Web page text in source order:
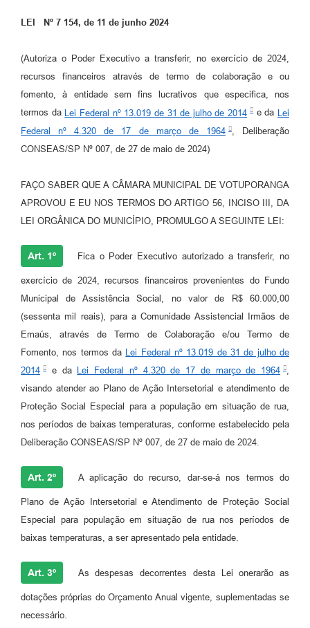
Perguntas Frequentes
Transparência
Editais
Emprega
Agenda
Contato
LEI Nº 7 154, de 11 de junho 2024
(Autoriza o Poder Executivo a transferir, no exercício de 2024,
recursos financeiros através de termo de colaboração e ou
fomento, à entidade sem fins lucrativos que especifica, nos
termos da Lei Federal nº 13.019 de 31 de julho de 2014 e da Lei
Federal nº 4.320 de 17 de março de 1964 , Deliberação
CONSEAS/SP Nº 007, de 27 de maio de 2024)
FAÇO SABER QUE A CÂMARA MUNICIPAL DE VOTUPORANGA
APROVOU E EU NOS TERMOS DO ARTIGO 56, INCISO III, DA
LEI ORGÂNICA DO MUNICÍPIO, PROMULGO A SEGUINTE LEI:
Art. 1º Fica o Poder Executivo autorizado a transferir, no
exercício de 2024, recursos financeiros provenientes do Fundo
Municipal de Assistência Social, no valor de R$ 60.000,00
(sessenta mil reais), para a Comunidade Assistencial Irmãos de
Emaús, através de Termo de Colaboração e/ou Termo de
Fomento, nos termos da Lei Federal nº 13.019 de 31 de julho de
2014
e da Lei Federal nº 4.320 de 17 de março de 1964
,
visando atender ao Plano de Ação Intersetorial e atendimento de
Proteção Social Especial para a população em situação de rua,
nos períodos de baixas temperaturas, conforme estabelecido pela
Deliberação CONSEAS/SP Nº 007, de 27 de maio de 2024.
Art. 2º A aplicação do recurso, dar-se-á nos termos do
Plano de Ação Intersetorial e Atendimento de Proteção Social
Especial para população em situação de rua nos períodos de
baixas temperaturas, a ser apresentado pela entidade.
Art. 3º As despesas decorrentes desta Lei onerarão as
dotações próprias do Orçamento Anual vigente, suplementadas se
necessário.